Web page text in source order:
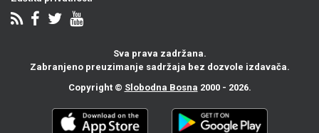
Sva prava zadržana.
Zabranjeno preuzimanje sadržaja bez dozvole izdavača.
Copyright © Slobodna Bosna 2000 - 2026.